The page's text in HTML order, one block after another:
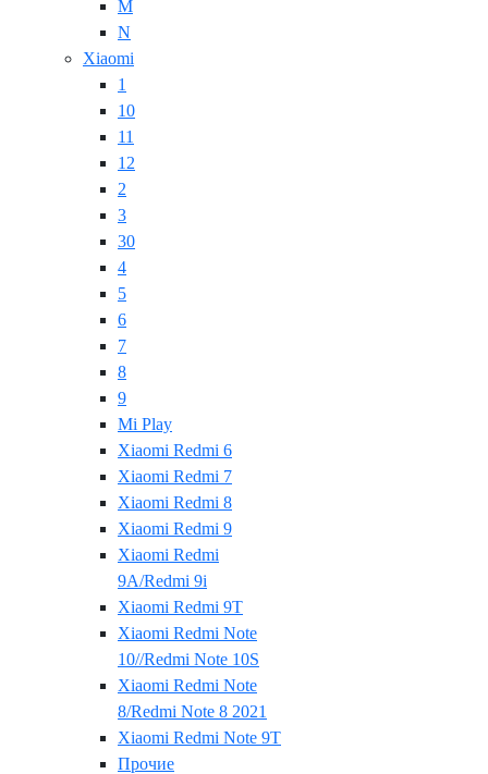
M
N
Xiaomi
1
10
11
12
2
3
30
4
5
6
7
8
9
Mi Play
Xiaomi Redmi 6
Xiaomi Redmi 7
Xiaomi Redmi 8
Xiaomi Redmi 9
Xiaomi Redmi
9A/Redmi 9i
Xiaomi Redmi 9T
Xiaomi Redmi Note
10//Redmi Note 10S
Xiaomi Redmi Note
8/Redmi Note 8 2021
Xiaomi Redmi Note 9T
Прочие